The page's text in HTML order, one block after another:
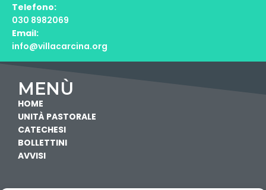
Telefono:
030 8982069
Email:
info@villacarcina.org
MENÙ
HOME
UNITÀ PASTORALE
CATECHESI
BOLLETTINI
AVVISI